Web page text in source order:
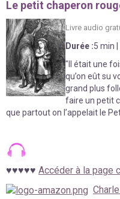
Le petit chaperon
Livre aud io
Durée :5 min
" Il était une
qu’on eût su
grand plus
faire un petit
que partout on l’appelait le
♥♥♥♥♥ Accéder à la page